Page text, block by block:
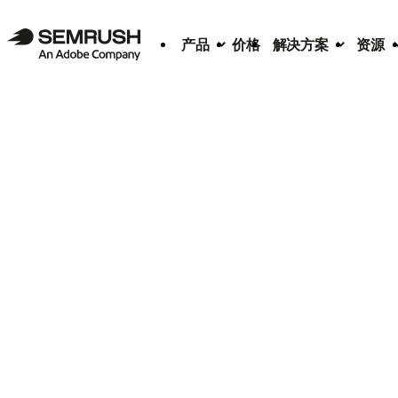
产品 价格 解决方案 资源